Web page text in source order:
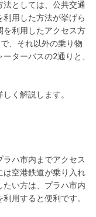
としては、公共交通
用した方法が挙げら
を利用したアクセス方
、それ以外の乗り物
ターバスの2通りと、
く解説します。
ハ市内までアクセス
は空港鉄道が乗り入れ
い方は、プラハ市内
用すると便利です。